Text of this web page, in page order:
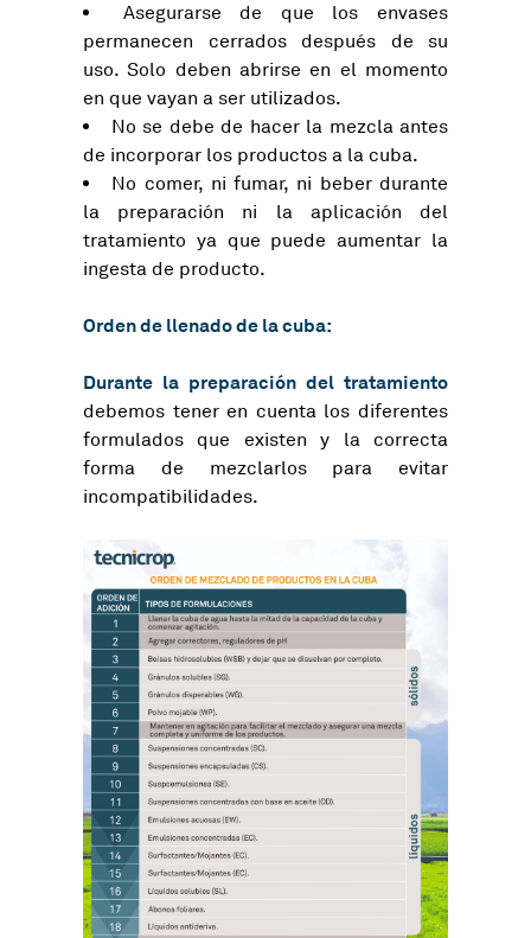
Asegurarse de que los envases
permanecen cerrados después de su
uso. Solo deben abrirse en el momento
en que vayan a ser utilizados.
No se debe de hacer la mezcla antes
de incorporar los productos a la cuba.
No comer, ni fumar, ni beber durante
la preparación ni la aplicación del
tratamiento ya que puede aumentar la
ingesta de producto.
Orden de llenado de la cuba:
Durante la preparación del tratamiento
debemos tener en cuenta los diferentes
formulados que existen y la correcta
forma de mezclarlos para evitar
incompatibilidades.